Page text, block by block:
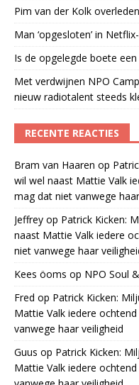
Pim van der Kolk overleden
Man ‘opgesloten’ in
Is de opgelegde boete
Met verdwijnen NPO
nieuw radiotalent steeds
RECENTE REACTIES
Bram van Haaren op
wil wel naast Mattie Valk
mag dat niet vanwege
Jeffrey op Patrick Kicken:
naast Mattie Valk iedere
niet vanwege haar
Kees öoms op NPO Soul
Fred op Patrick Kicken:
Mattie Valk iedere
vanwege haar veiligheid
Guus op Patrick Kicken:
Mattie Valk iedere